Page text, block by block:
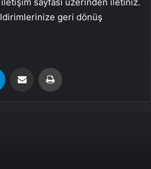
geri dönüş
Email'den paylaş